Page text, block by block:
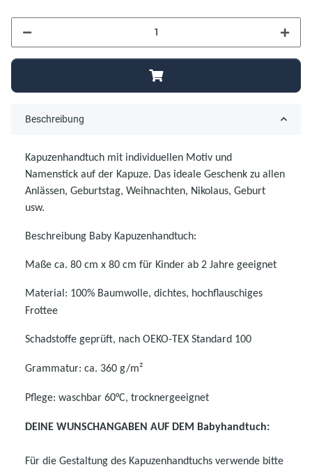
Beschreibung
Kapuzenhandtuch mit individuellen Motiv und
Namenstick auf der Kapuze. Das ideale Geschenk zu allen
Anlässen, Geburtstag, Weihnachten, Nikolaus, Geburt
usw.
Beschreibung Baby Kapuzenhandtuch:
Maße ca. 80 cm x 80 cm für Kinder ab 2 Jahre geeignet
Material: 100% Baumwolle, dichtes, hochflauschiges
Frottee
Schadstoffe geprüft, nach OEKO-TEX Standard 100
Grammatur: ca. 360 g/m²
Pflege: waschbar 60°C, trocknergeeignet
DEINE WUNSCHANGABEN AUF DEM Babyhandtuch:
Für die Gestaltung des Kapuzenhandtuchs verwende bitte